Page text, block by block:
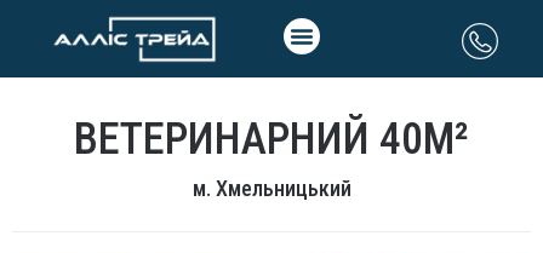
ВЕТЕРИНАРНИЙ 40М²
м. Хмельницький